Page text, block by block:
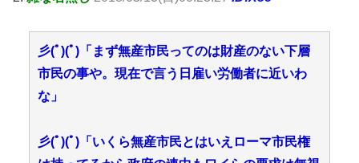
彡(ﾟ)(ﾟ)「まず無産市民ってのは財産のない下層
市民の事や。現在で言う日雇い労働者に近いわ
な」
彡(ﾟ)(ﾟ)「いくら無産市民とはいえローマ市民権